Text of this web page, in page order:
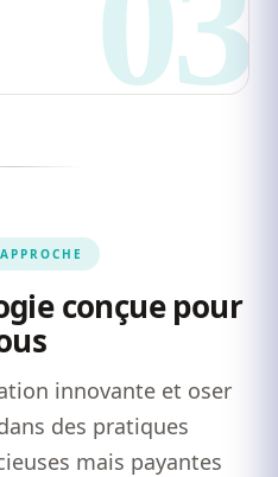
conçue pour
innovante et oser
des pratiques
mais payantes